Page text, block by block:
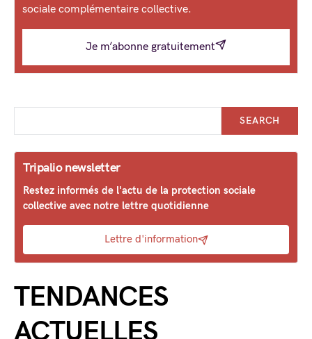
sociale complémentaire collective.
Je m’abonne gratuitement
SEARCH
Tripalio newsletter
Restez informés de l'actu de la protection sociale
collective avec notre lettre quotidienne
Lettre d'information
TENDANCES
ACTUELLES